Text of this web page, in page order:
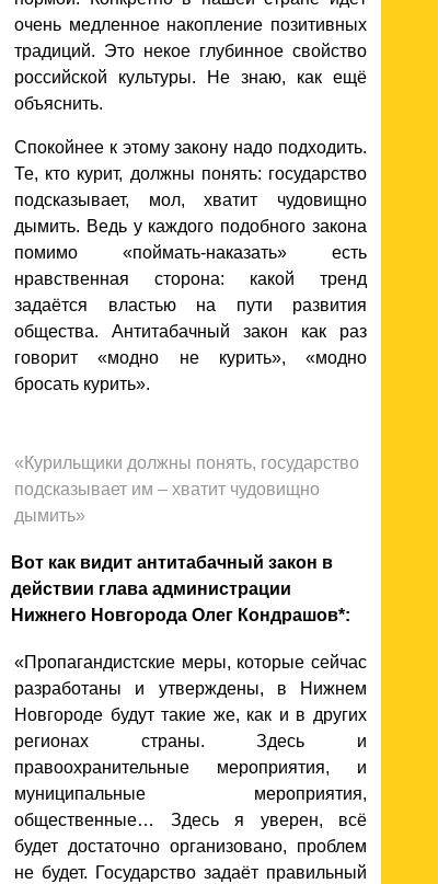
очень медленное накопление позитивных
традиций. Это некое глубинное свойство
российской культуры. Не знаю, как ещё
объяснить.
Спокойнее к этому закону надо подходить.
Те, кто курит, должны понять: государство
подсказывает, мол, хватит чудовищно
дымить. Ведь у каждого подобного закона
помимо «поймать-наказать» есть
нравственная сторона: какой тренд
задаётся властью на пути развития
общества. Антитабачный закон как раз
говорит «модно не курить», «модно
бросать курить».
«Курильщики должны понять, государство
подсказывает им – хватит чудовищно
дымить»
Вот как видит антитабачный закон в
действии глава администрации
Нижнего Новгорода Олег Кондрашов*:
«Пропагандистские меры, которые сейчас
разработаны и утверждены, в Нижнем
Новгороде будут такие же, как и в других
регионах страны. Здесь и
правоохранительные мероприятия, и
муниципальные мероприятия,
общественные… Здесь я уверен, всё
будет достаточно организовано, проблем
не будет. Государство задаёт правильный